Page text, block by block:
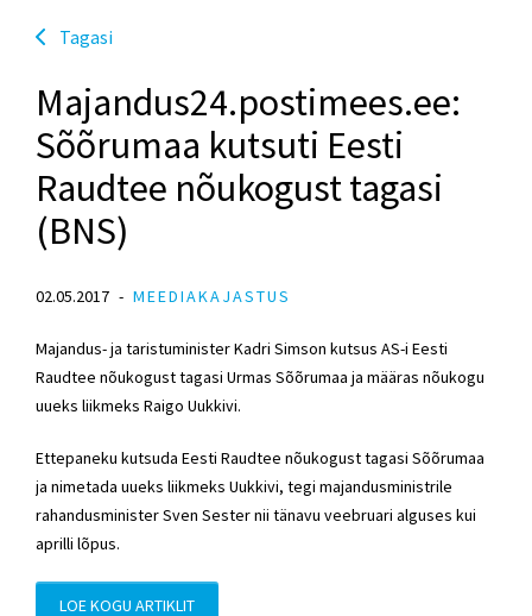
Tagasi
Majandus24.postimees.ee:
Sõõrumaa kutsuti Eesti
Raudtee nõukogust tagasi
(BNS)
02.05.2017 MEEDIAKAJASTUS
Majandus- ja taristuminister Kadri Simson kutsus AS-i Eesti
Raudtee nõukogust tagasi Urmas Sõõrumaa ja määras nõukogu
uueks liikmeks Raigo Uukkivi.
Ettepaneku kutsuda Eesti Raudtee nõukogust tagasi Sõõrumaa
ja nimetada uueks liikmeks Uukkivi, tegi majandusministrile
rahandusminister Sven Sester nii tänavu veebruari alguses kui
aprilli lõpus.
LOE KOGU ARTIKLIT